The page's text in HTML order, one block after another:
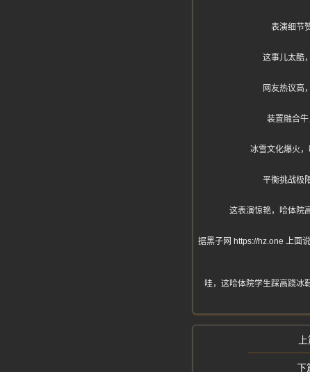
表演细节
这事儿太酷
网友热议高
装置融合
冰雪文化爆火
平衡挑战极
这表演惊艳，哈体院
据黑子网 https://hz.one 上面
哇，这哈体院学生踩高跷冰